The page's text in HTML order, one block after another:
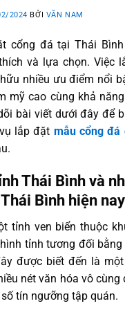
2024 BỞI VĂN NAM
cổng đá tại Thái
và lựa chọn. Việc
nhiều ưu điểm nổi
mỹ cao cùng khả
bài viết dưới đây để
lắp đặt mẫu cổng đá
Thái Bình và
Bình hiện nay
tỉnh ven biển thuộc
tỉnh tương đối
được biết đến là
nét văn hóa vô cùng
tín ngưỡng tập quán.